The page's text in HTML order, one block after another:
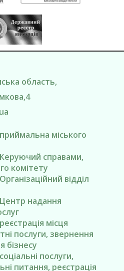
область,
міського
справами,
комітету
відділ
надання
місця
послуги, звернення
бізнесу
послуги,
питання, реєстрація